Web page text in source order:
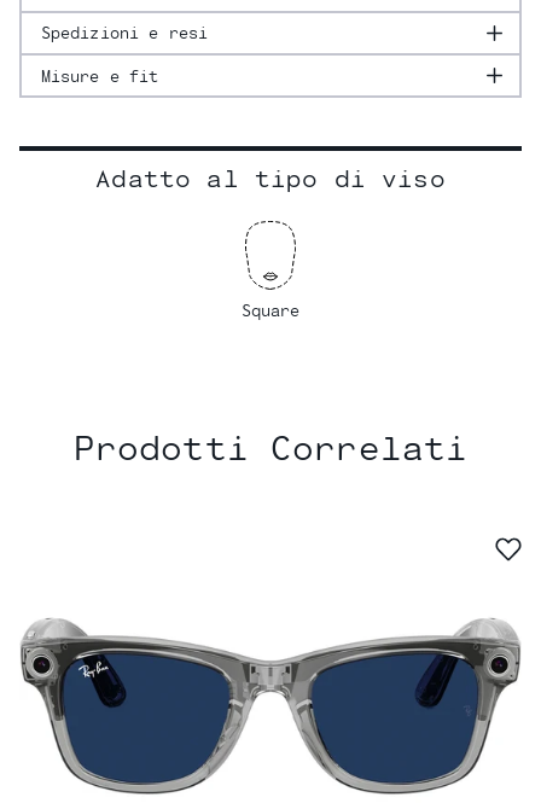
Spedizioni e resi
Misure e fit
Adatto al tipo di viso
Square
Prodotti Correlati